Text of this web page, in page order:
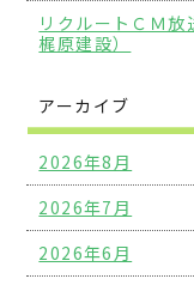
リクルートＣＭ
梶原建設）
アーカイブ
2026年8月
2026年7月
2026年6月